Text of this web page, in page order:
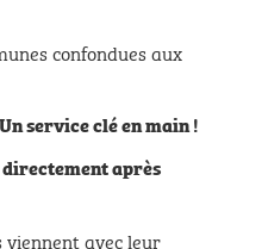
confondues aux
service clé en main !
directement après
viennent avec leur